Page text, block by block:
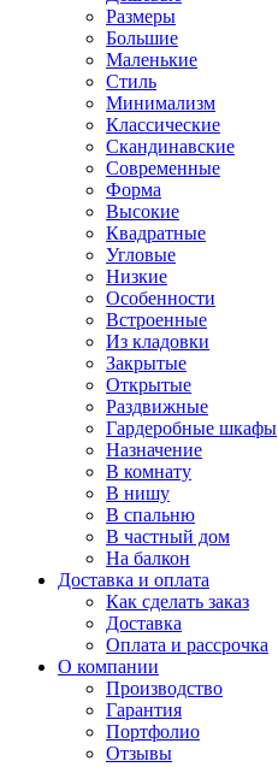
Размеры
Большие
Маленькие
Стиль
Минимализм
Классические
Скандинавские
Современные
Форма
Высокие
Квадратные
Угловые
Низкие
Особенности
Встроенные
Из кладовки
Закрытые
Открытые
Раздвижные
Гардеробные шкафы
Назначение
В комнату
В нишу
В спальню
В частный дом
На балкон
Доставка и оплата
Как сделать заказ
Доставка
Оплата и рассрочка
О компании
Производство
Гарантия
Портфолио
Отзывы